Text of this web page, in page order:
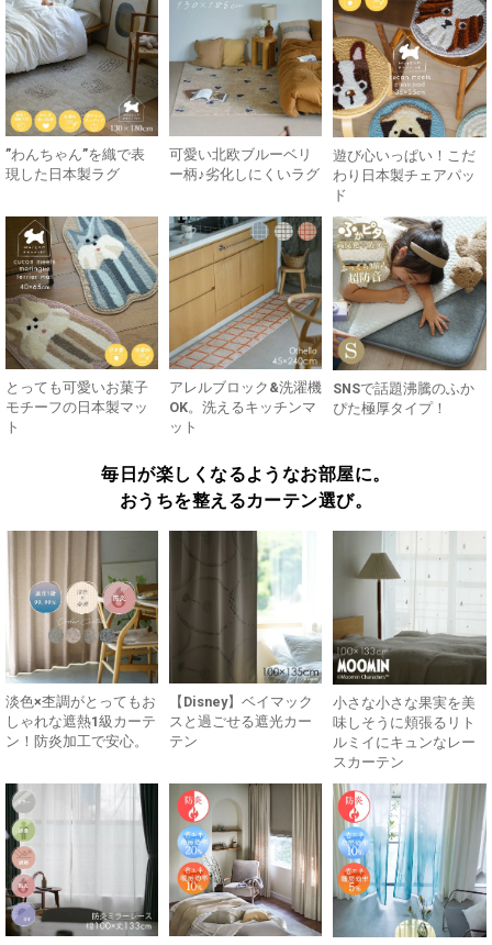
”わんちゃん”を織で表
現した日本製ラグ
可愛い北欧ブルーベリ
ー柄♪劣化しにくいラグ
遊び心いっぱい！こだ
わり日本製チェアパッ
ド
とっても可愛いお菓子
モチーフの日本製マッ
ト
アレルブロック&洗濯機
OK。洗えるキッチンマ
ット
SNSで話題沸騰のふか
ぴた極厚タイプ！
毎日が楽しくなるようなお部屋に。
おうちを整えるカーテン選び。
淡色×杢調がとってもお
しゃれな遮熱1級カーテ
ン！防炎加工で安心。
【Disney】ベイマック
スと過ごせる遮光カー
テン
小さな小さな果実を美
味しそうに頬張るリト
ルミイにキュンなレー
スカーテン